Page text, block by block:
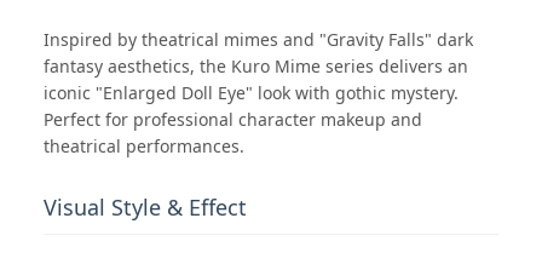
Inspired by theatrical mimes and "Gravity Falls" dark
fantasy aesthetics, the Kuro Mime series delivers an
iconic "Enlarged Doll Eye" look with gothic mystery.
Perfect for professional character makeup and
theatrical performances.
Visual Style & Effect